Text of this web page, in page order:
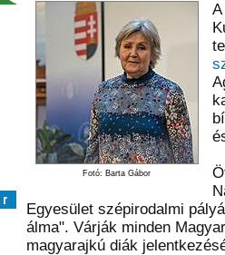
Fotó: Barta Gábor
Egyesület szépirodalmi
álma". Várják minden
magyarajkú diák